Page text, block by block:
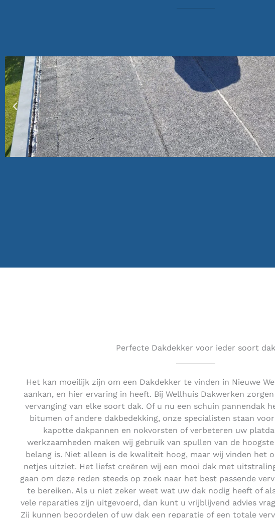
Perfecte Dakdekker voor ieder soort dak
Het kan moeilijk zijn om een Dakdekker te vinden in Nieuwe
aankan, en hier ervaring in heeft. Bij Wellhuis Dakwerken
vervanging van elke soort dak. Of u nu een schuin pannendak
bitumen of andere dakbedekking, onze specialisten staan
kapotte dakpannen en nokvorsten of verbeteren uw
werkzaamheden maken wij gebruik van spullen van de
belang is. Niet alleen is de kwaliteit hoog, maar wij vinden het
netjes uitziet. Het liefst creëren wij een mooi dak met
gaan om deze reden steeds op zoek naar het best passende
te bereiken. Als u niet zeker weet wat uw dak nodig heeft of
vele reparaties zijn uitgevoerd, dan kunt u vrijblijvend advies
Zij kunnen beoordelen of uw dak een reparatie of een totale